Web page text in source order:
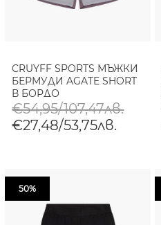
CRUYFF SPORTS МЪЖКИ
БЕРМУДИ AGATE SHORT
В БОРДО
€54,95/107,47лв.
€27,48/53,75лв.
50%